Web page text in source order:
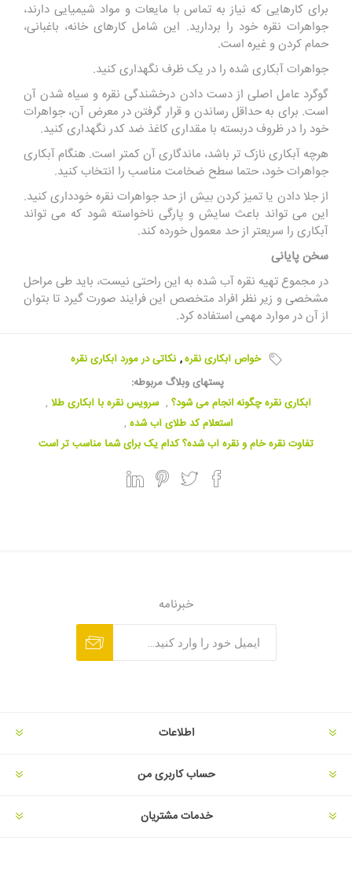
برای کارهایی که نیاز به تماس با مایعات و مواد شیمیایی دارند،
جواهرات نقره خود را بردارید. این شامل کارهای خانه، باغبانی،
حمام کردن و غیره است.
جواهرات آبکاری شده را در یک ظرف نگهداری کنید.
گوگرد عامل اصلی از دست دادن درخشندگی نقره و سیاه شدن آن
است. برای به حداقل رساندن و قرار گرفتن در معرض آن، جواهرات
خود را در ظروف دربسته با مقداری کاغذ ضد کدر نگهداری کنید.
هرچه آبکاری نازک تر باشد، ماندگاری آن کمتر است. هنگام آبکاری
جواهرات خود، حتما سطح ضخامت مناسب را انتخاب کنید.
از جلا دادن یا تمیز کردن بیش از حد جواهرات نقره خودداری کنید.
این می تواند باعث سایش و پارگی ناخواسته شود که می تواند
آبکاری را سریعتر از حد معمول خورده کند.
سخن پایانی
در مجموع تهیه نقره آب شده به این راحتی نیست، باید طی مراحل
مشخصی و زیر نظر افراد متخصص این فرایند صورت گیرد تا بتوان
از آن در موارد مهمی استفاده کرد.
خواص آبکاری نقره, نکاتی در مورد آبکاری نقره
پستهای وبلاگ مربوطه:
آبکاری نقره چگونه انجام می شود؟ , سرویس نقره با آبکاری طلا ,
استعلام کد طلای آب شده ,
تفاوت نقره خام و نقره آب شده؟ کدام یک برای شما مناسب تر است
خبرنامه
اطلاعات
حساب کاربری من
خدمات مشتریان